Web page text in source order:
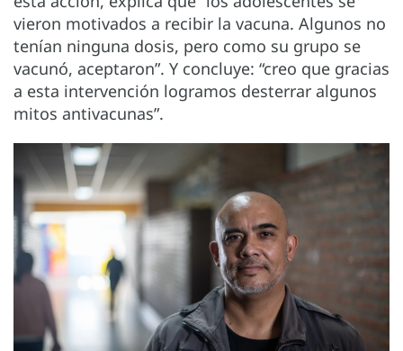
vieron motivados a recibir la vacuna. Algunos no
tenían ninguna dosis, pero como su grupo se
vacunó, aceptaron”. Y concluye: “creo que gracias
a esta intervención logramos desterrar algunos
mitos antivacunas”.